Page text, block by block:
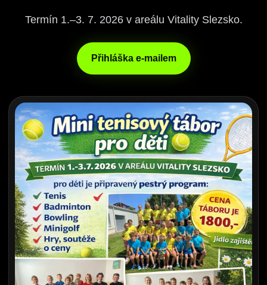
Termín 1.–3. 7. 2026 v areálu Vitality Slezsko.
Přihláška e-mailem